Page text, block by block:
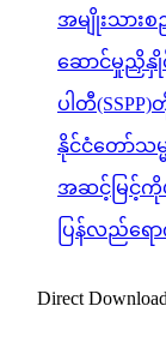
အမျိုးသားစ
ဆောင်မှုညှိနှို
ပါတီ
နိုင်ငံတော်သမ္
အဆင့်မြင့်ကို
ပြန်လည်ရေ
Direct